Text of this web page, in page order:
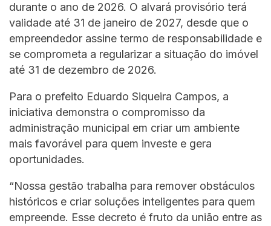
durante o ano de 2026. O alvará provisório terá
validade até 31 de janeiro de 2027, desde que o
empreendedor assine termo de responsabilidade e
se comprometa a regularizar a situação do imóvel
até 31 de dezembro de 2026.
Para o prefeito Eduardo Siqueira Campos, a
iniciativa demonstra o compromisso da
administração municipal em criar um ambiente
mais favorável para quem investe e gera
oportunidades.
“Nossa gestão trabalha para remover obstáculos
históricos e criar soluções inteligentes para quem
empreende. Esse decreto é fruto da união entre as